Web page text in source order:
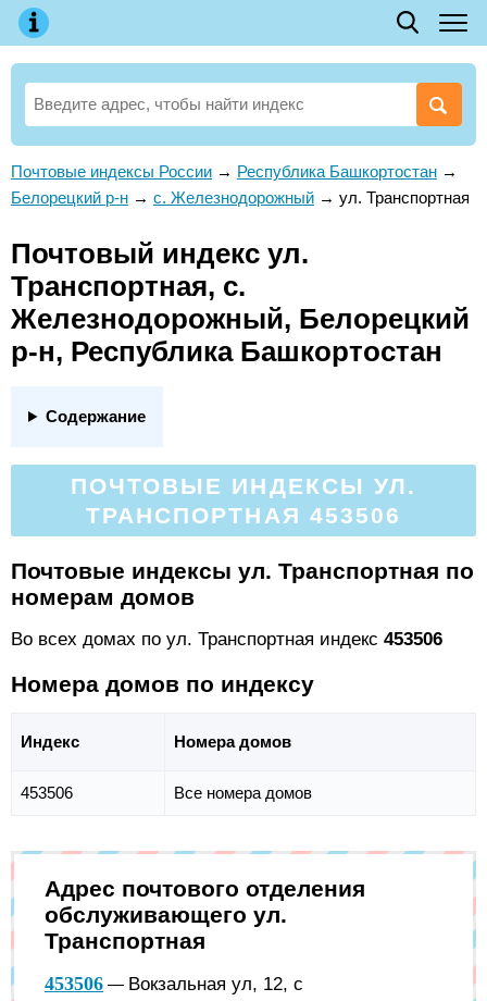
Почтовые индексы России → Республика Башкортостан →
Белорецкий р-н → с. Железнодорожный → ул. Транспортная
Почтовый индекс ул.
Транспортная, с.
Железнодорожный, Белорецкий
р-н, Республика Башкортостан
Содержание
ПОЧТОВЫЕ ИНДЕКСЫ УЛ.
ТРАНСПОРТНАЯ 453506
Почтовые индексы ул. Транспортная по
номерам домов
Во всех домах по ул. Транспортная индекс 453506
Номера домов по индексу
Индекс Номера домов
453506 Все номера домов
Адрес почтового отделения
обслуживающего ул.
Транспортная
453506 — Вокзальная ул, 12, с